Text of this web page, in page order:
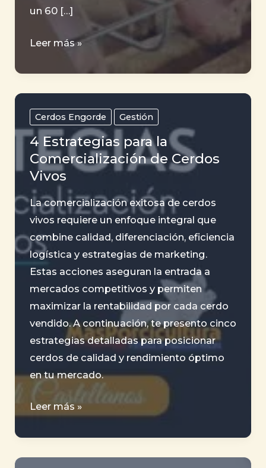
un 60 […]
Importancia
control
continuo
de
la
Conversión
Alimenticia
en
una
granja
porcina
Leer más »
Cerdos Engorde Gestión
4 Estrategias para la
Comercialización de Cerdos
Vivos
La comercialización exitosa de cerdos
vivos requiere un enfoque integral que
combine calidad, diferenciación, eficiencia
logística y estrategias de marketing.
Estas acciones aseguran la entrada a
mercados competitivos y permiten
maximizar la rentabilidad por cada cerdo
vendido. A continuación, te presento cinco
estrategias detalladas para posicionar
cerdos de calidad y rendimiento óptimo
en tu mercado.
4
para
la
Leer más »